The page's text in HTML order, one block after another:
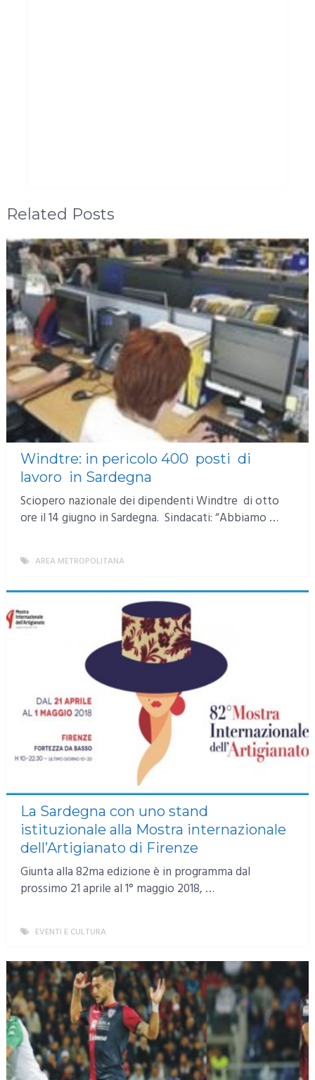
Related Posts
Windtre: in pericolo 400 posti di
lavoro in Sardegna
Sciopero nazionale dei dipendenti Windtre di otto
ore il 14 giugno in Sardegna. Sindacati: “Abbiamo …
AREA METROPOLITANA
La Sardegna con uno stand
istituzionale alla Mostra internazionale
dell’Artigianato di Firenze
Giunta alla 82ma edizione è in programma dal
prossimo 21 aprile al 1° maggio 2018, …
EVENTI E CULTURA